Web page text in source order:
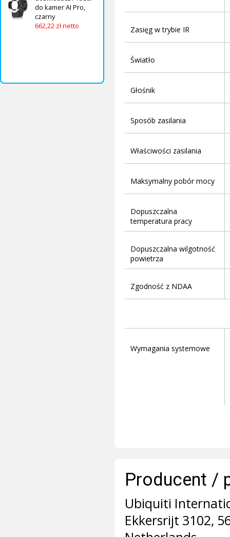
do kamer AI Pro,
czarny
662,22 zł netto
Zasięg w trybie IR
Światło
Głośnik
Sposób zasilania
Właściwości zasilania
Maksymalny pobór mocy
Dopuszczalna
temperatura pracy
Dopuszczalna wilgotność
powietrza
Zgodność z NDAA
Wymagania systemowe
Producent /
Ubiquiti
Ekkersrijt 3102,